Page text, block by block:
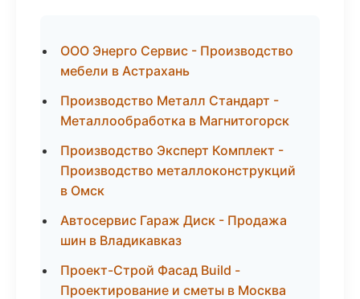
ООО Энерго Сервис - Производство
мебели в Астрахань
Производство Металл Стандарт -
Металлообработка в Магнитогорск
Производство Эксперт Комплект -
Производство металлоконструкций
в Омск
Автосервис Гараж Диск - Продажа
шин в Владикавказ
Проект-Строй Фасад Build -
Проектирование и сметы в Москва